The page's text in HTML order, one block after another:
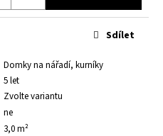
Domky na nářadí, kurníky
5 let
Zvolte variantu
ne
3,0 m²
Sdílet